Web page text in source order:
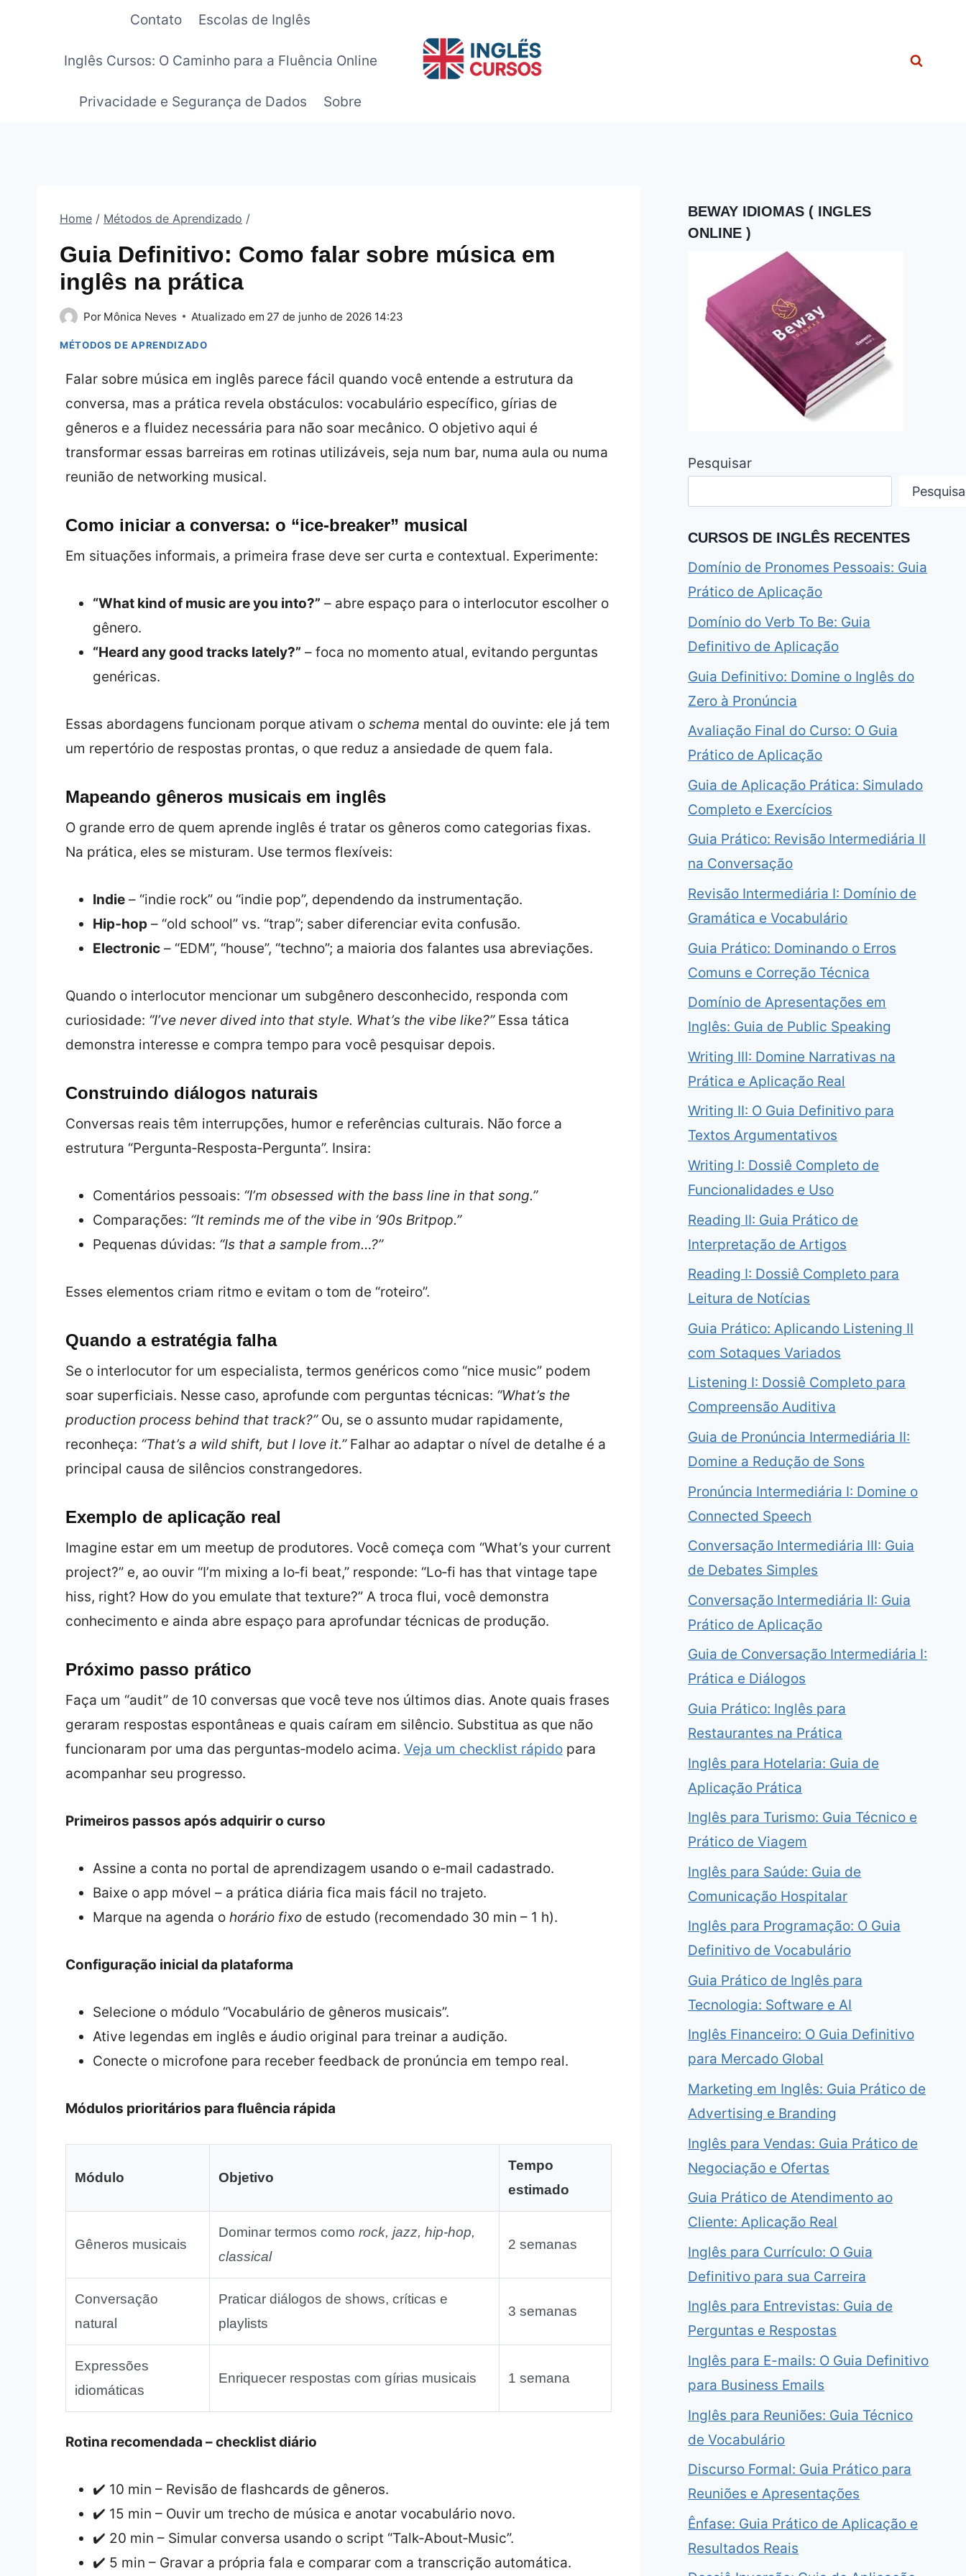
Contato Escolas de Inglês
Inglês Cursos: O Caminho para a Fluência Online
Privacidade e Segurança de Dados Sobre
Home / Métodos de Aprendizado /
Guia Definitivo: Como falar sobre música em
inglês na prática
Por Mônica Neves Atualizado em 27 de junho de 2026 14:23
MÉTODOS DE APRENDIZADO
Falar sobre música em inglês parece fácil quando você entende a estrutura da
conversa, mas a prática revela obstáculos: vocabulário específico, gírias de
gêneros e a fluidez necessária para não soar mecânico. O objetivo aqui é
transformar essas barreiras em rotinas utilizáveis, seja num bar, numa aula ou numa
reunião de networking musical.
Como iniciar a conversa: o “ice‑breaker” musical
Em situações informais, a primeira frase deve ser curta e contextual. Experimente:
“What kind of music are you into?” – abre espaço para o interlocutor escolher o
gênero.
“Heard any good tracks lately?” – foca no momento atual, evitando perguntas
genéricas.
Essas abordagens funcionam porque ativam o schema mental do ouvinte: ele já tem
um repertório de respostas prontas, o que reduz a ansiedade de quem fala.
Mapeando gêneros musicais em inglês
O grande erro de quem aprende inglês é tratar os gêneros como categorias fixas.
Na prática, eles se misturam. Use termos flexíveis:
Indie– “indie rock” ou “indie pop”, dependendo da instrumentação.
Hip‑hop– “old school” vs. “trap”; saber diferenciar evita confusão.
Electronic– “EDM”, “house”, “techno”; a maioria dos falantes usa abreviações.
Quando o interlocutor mencionar um subgênero desconhecido, responda com
curiosidade: “I’ve never dived into that style. What’s the vibe like?”Essa tática
demonstra interesse e compra tempo para você pesquisar depois.
Construindo diálogos naturais
Conversas reais têm interrupções, humor e referências culturais. Não force a
estrutura “Pergunta‑Resposta‑Pergunta”. Insira:
Comentários pessoais: “I’m obsessed with the bass line in that song.”
Comparações: “It reminds me of the vibe in ‘90s Britpop.”
Pequenas dúvidas: “Is that a sample from…?”
Esses elementos criam ritmo e evitam o tom de “roteiro”.
Quando a estratégia falha
Se o interlocutor for um especialista, termos genéricos como “nice music” podem
soar superficiais. Nesse caso, aprofunde com perguntas técnicas: “What’s the
production process behind that track?”Ou, se o assunto mudar rapidamente,
reconheça: “That’s a wild shift, but I love it.”Falhar ao adaptar o nível de detalhe é a
principal causa de silêncios constrangedores.
Exemplo de aplicação real
Imagine estar em um meetup de produtores. Você começa com “What’s your current
project?” e, ao ouvir “I’m mixing a lo‑fi beat,” responde: “Lo‑fi has that vintage tape
hiss, right? How do you emulate that texture?” A troca flui, você demonstra
conhecimento e ainda abre espaço para aprofundar técnicas de produção.
Próximo passo prático
Faça um “audit” de 10 conversas que você teve nos últimos dias. Anote quais frases
geraram respostas espontâneas e quais caíram em silêncio. Substitua as que não
funcionaram por uma das perguntas‑modelo acima. Veja um checklist rápidopara
acompanhar seu progresso.
Primeiros passos após adquirir o curso
Assine a conta no portal de aprendizagem usando o e‑mail cadastrado.
Baixe o app móvel – a prática diária fica mais fácil no trajeto.
Marque na agenda o horário fixode estudo (recomendado 30 min – 1 h).
Configuração inicial da plataforma
Selecione o módulo “Vocabulário de gêneros musicais”.
Ative legendas em inglês e áudio original para treinar a audição.
Conecte o microfone para receber feedback de pronúncia em tempo real.
Módulos prioritários para fluência rápida
Módulo Objetivo
Tempo
estimado
Gêneros musicais
Dominar termos como rock, jazz, hip‑hop,
classical
2 semanas
Conversação
natural
Praticar diálogos de shows, críticas e
playlists
3 semanas
Expressões
idiomáticas
Enriquecer respostas com gírias musicais 1 semana
Rotina recomendada – checklist diário
✔️ 10 min – Revisão de flashcards de gêneros.
✔️ 15 min – Ouvir um trecho de música e anotar vocabulário novo.
✔️ 20 min – Simular conversa usando o script “Talk‑About‑Music”.
✔️ 5 min – Gravar a própria fala e comparar com a transcrição automática.
BEWAY IDIOMAS ( INGLES
ONLINE )
Pesquisar
CURSOS DE INGLÊS RECENTES
Domínio de Pronomes Pessoais: Guia
Prático de Aplicação
Domínio do Verb To Be: Guia
Definitivo de Aplicação
Guia Definitivo: Domine o Inglês do
Zero à Pronúncia
Avaliação Final do Curso: O Guia
Prático de Aplicação
Guia de Aplicação Prática: Simulado
Completo e Exercícios
Guia Prático: Revisão Intermediária II
na Conversação
Revisão Intermediária I: Domínio de
Gramática e Vocabulário
Guia Prático: Dominando o Erros
Comuns e Correção Técnica
Domínio de Apresentações em
Inglês: Guia de Public Speaking
Writing III: Domine Narrativas na
Prática e Aplicação Real
Writing II: O Guia Definitivo para
Textos Argumentativos
Writing I: Dossiê Completo de
Funcionalidades e Uso
Reading II: Guia Prático de
Interpretação de Artigos
Reading I: Dossiê Completo para
Leitura de Notícias
Guia Prático: Aplicando Listening II
com Sotaques Variados
Listening I: Dossiê Completo para
Compreensão Auditiva
Guia de Pronúncia Intermediária II:
Domine a Redução de Sons
Pronúncia Intermediária I: Domine o
Connected Speech
Conversação Intermediária III: Guia
de Debates Simples
Conversação Intermediária II: Guia
Prático de Aplicação
Guia de Conversação Intermediária I:
Prática e Diálogos
Guia Prático: Inglês para
Restaurantes na Prática
Inglês para Hotelaria: Guia de
Aplicação Prática
Inglês para Turismo: Guia Técnico e
Prático de Viagem
Inglês para Saúde: Guia de
Comunicação Hospitalar
Inglês para Programação: O Guia
Definitivo de Vocabulário
Guia Prático de Inglês para
Tecnologia: Software e AI
Inglês Financeiro: O Guia Definitivo
para Mercado Global
Marketing em Inglês: Guia Prático de
Advertising e Branding
Inglês para Vendas: Guia Prático de
Negociação e Ofertas
Guia Prático de Atendimento ao
Cliente: Aplicação Real
Inglês para Currículo: O Guia
Definitivo para sua Carreira
Inglês para Entrevistas: Guia de
Perguntas e Respostas
Inglês para E-mails: O Guia Definitivo
para Business Emails
Inglês para Reuniões: Guia Técnico
de Vocabulário
Discurso Formal: Guia Prático para
Reuniões e Apresentações
Ênfase: Guia Prático de Aplicação e
Resultados Reais